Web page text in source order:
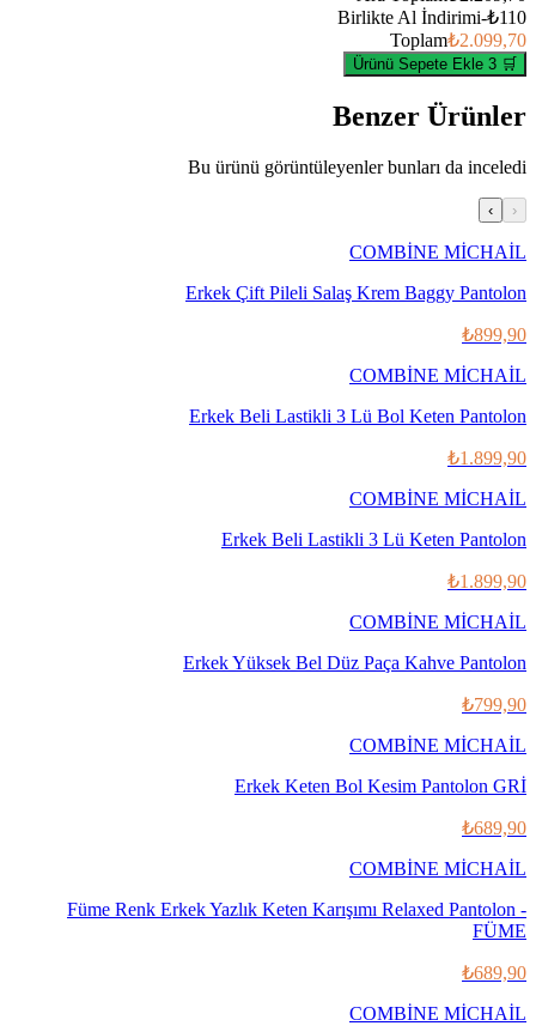
Birlikte Al İndirimi-₺110
Toplam₺2.099,70
🛒 3 Ürünü Sepete Ekle
Benzer Ürünler
Bu ürünü görüntüleyenler bunları da inceledi
‹
›
COMBİNE MİCHAİL
Erkek Çift Pileli Salaş Krem Baggy Pantolon
₺899,90
COMBİNE MİCHAİL
Erkek Beli Lastikli 3 Lü Bol Keten Pantolon
₺1.899,90
COMBİNE MİCHAİL
Erkek Beli Lastikli 3 Lü Keten Pantolon
₺1.899,90
COMBİNE MİCHAİL
Erkek Yüksek Bel Düz Paça Kahve Pantolon
₺799,90
COMBİNE MİCHAİL
Erkek Keten Bol Kesim Pantolon GRİ
₺689,90
COMBİNE MİCHAİL
Füme Renk Erkek Yazlık Keten Karışımı Relaxed Pantolon -
FÜME
₺689,90
COMBİNE MİCHAİL